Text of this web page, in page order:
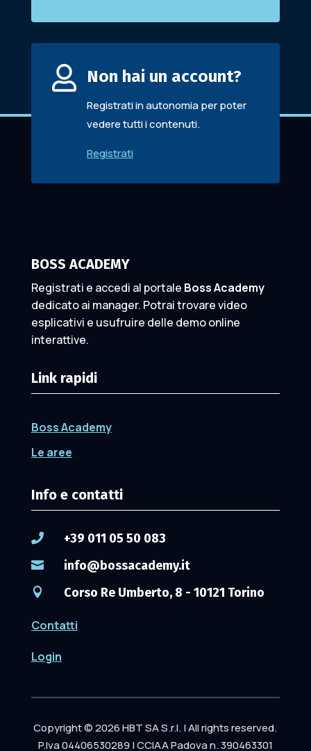
 Non hai un account?
Registrati in autonomia per poter
vedere tutti i contenuti.
Registrati
BOSS ACADEMY
Registrati e accedi al portale Boss Academy
dedicato ai manager. Potrai trovare video
esplicativi e usufruire delle demo online
interattive.
Link rapidi
Boss Academy
Le aree
Info e contatti
 +39 011 05 50 083
 info@bossacademy.it
 Corso Re Umberto, 8 - 10121 Torino
Contatti
Login
Copyright © 2026 HBT SA S.r.l. | All rights reserved.
P.Iva 04406530289 | CCIAA Padova n. 390463301